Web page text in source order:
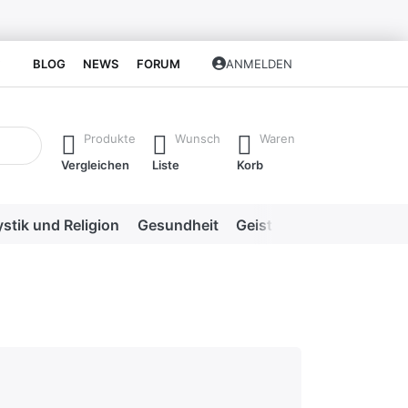
BLOG NEWS FORUM ANMELDEN
erste Ergebnisse. Drücken Sie die Eingabetaste, um alle
Produkte
Vergleichen
Wunsch
Liste
Waren
Korb
und Religion Gesundheit Geistige Heilweisen